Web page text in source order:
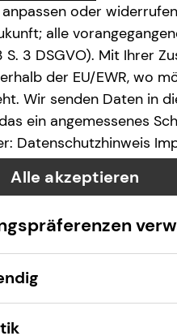
oder
alle
S. 3 DSGVO). Mit Ihrer
der EU/EWR, wo
Wir senden Daten in
ein angemessenes
Datenschutzhinweis
Alle akzeptieren